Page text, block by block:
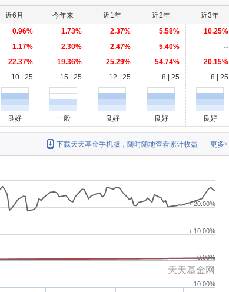
近6月 今年来 近1年 近2年
近3年
0.96% 1.73% 2.37% 5.58%
10.25%
1.17% 2.30% 2.47% 5.40%
--
22.37% 19.36% 25.29% 54.74%
20.15%
10 | 25 15 | 25 12 | 25 8 | 25 8 | 25
良好 一般 良好 良好 良好
更多>
下载天天基金手机版，随时随地查看累计收益
-10.00%
0.00%
+ 10.00%
+ 20.00%
天天基金网